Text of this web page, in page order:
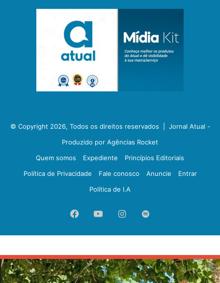
© Copyright 2026, Todos os direitos reservados | Jornal Atual -
Produzido por Agências Rocket
Quem somos
Expediente
Princípios Editoriais
Política de Privacidade
Fale conosco Anuncie
Entrar
Política de I.A
FacebookYouTubeInstagram
Spotify